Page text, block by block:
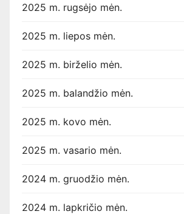
2025 m. rugsėjo mėn.
2025 m. liepos mėn.
2025 m. birželio mėn.
2025 m. balandžio mėn.
2025 m. kovo mėn.
2025 m. vasario mėn.
2024 m. gruodžio mėn.
2024 m. lapkričio mėn.